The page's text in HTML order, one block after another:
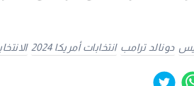
دونالد ترامب انتخابات أمريكا 2024